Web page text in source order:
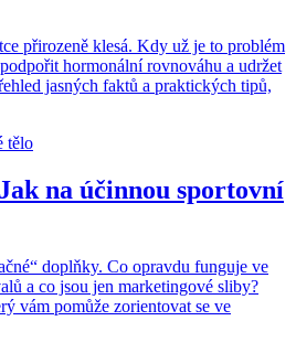
přirozeně klesá. Kdy už je to problém
hormonální rovnováhu a udržet
jasných faktů a praktických tipů,
tělo
na účinnou sportovní
doplňky. Co opravdu funguje ve
a co jsou jen marketingové sliby?
vám pomůže zorientovat se ve